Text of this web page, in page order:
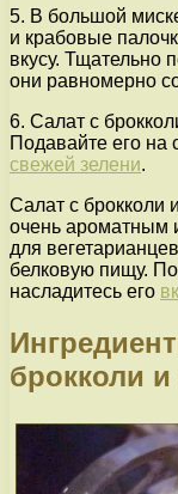
5. В большой
и крабовые
вкусу. Тщательно
они равномерно
6. Салат с
Подавайте его на
свежей зелени.
Салат с брокколи
очень ароматным
для
белковую пищу.
насладитесь его
брокколи